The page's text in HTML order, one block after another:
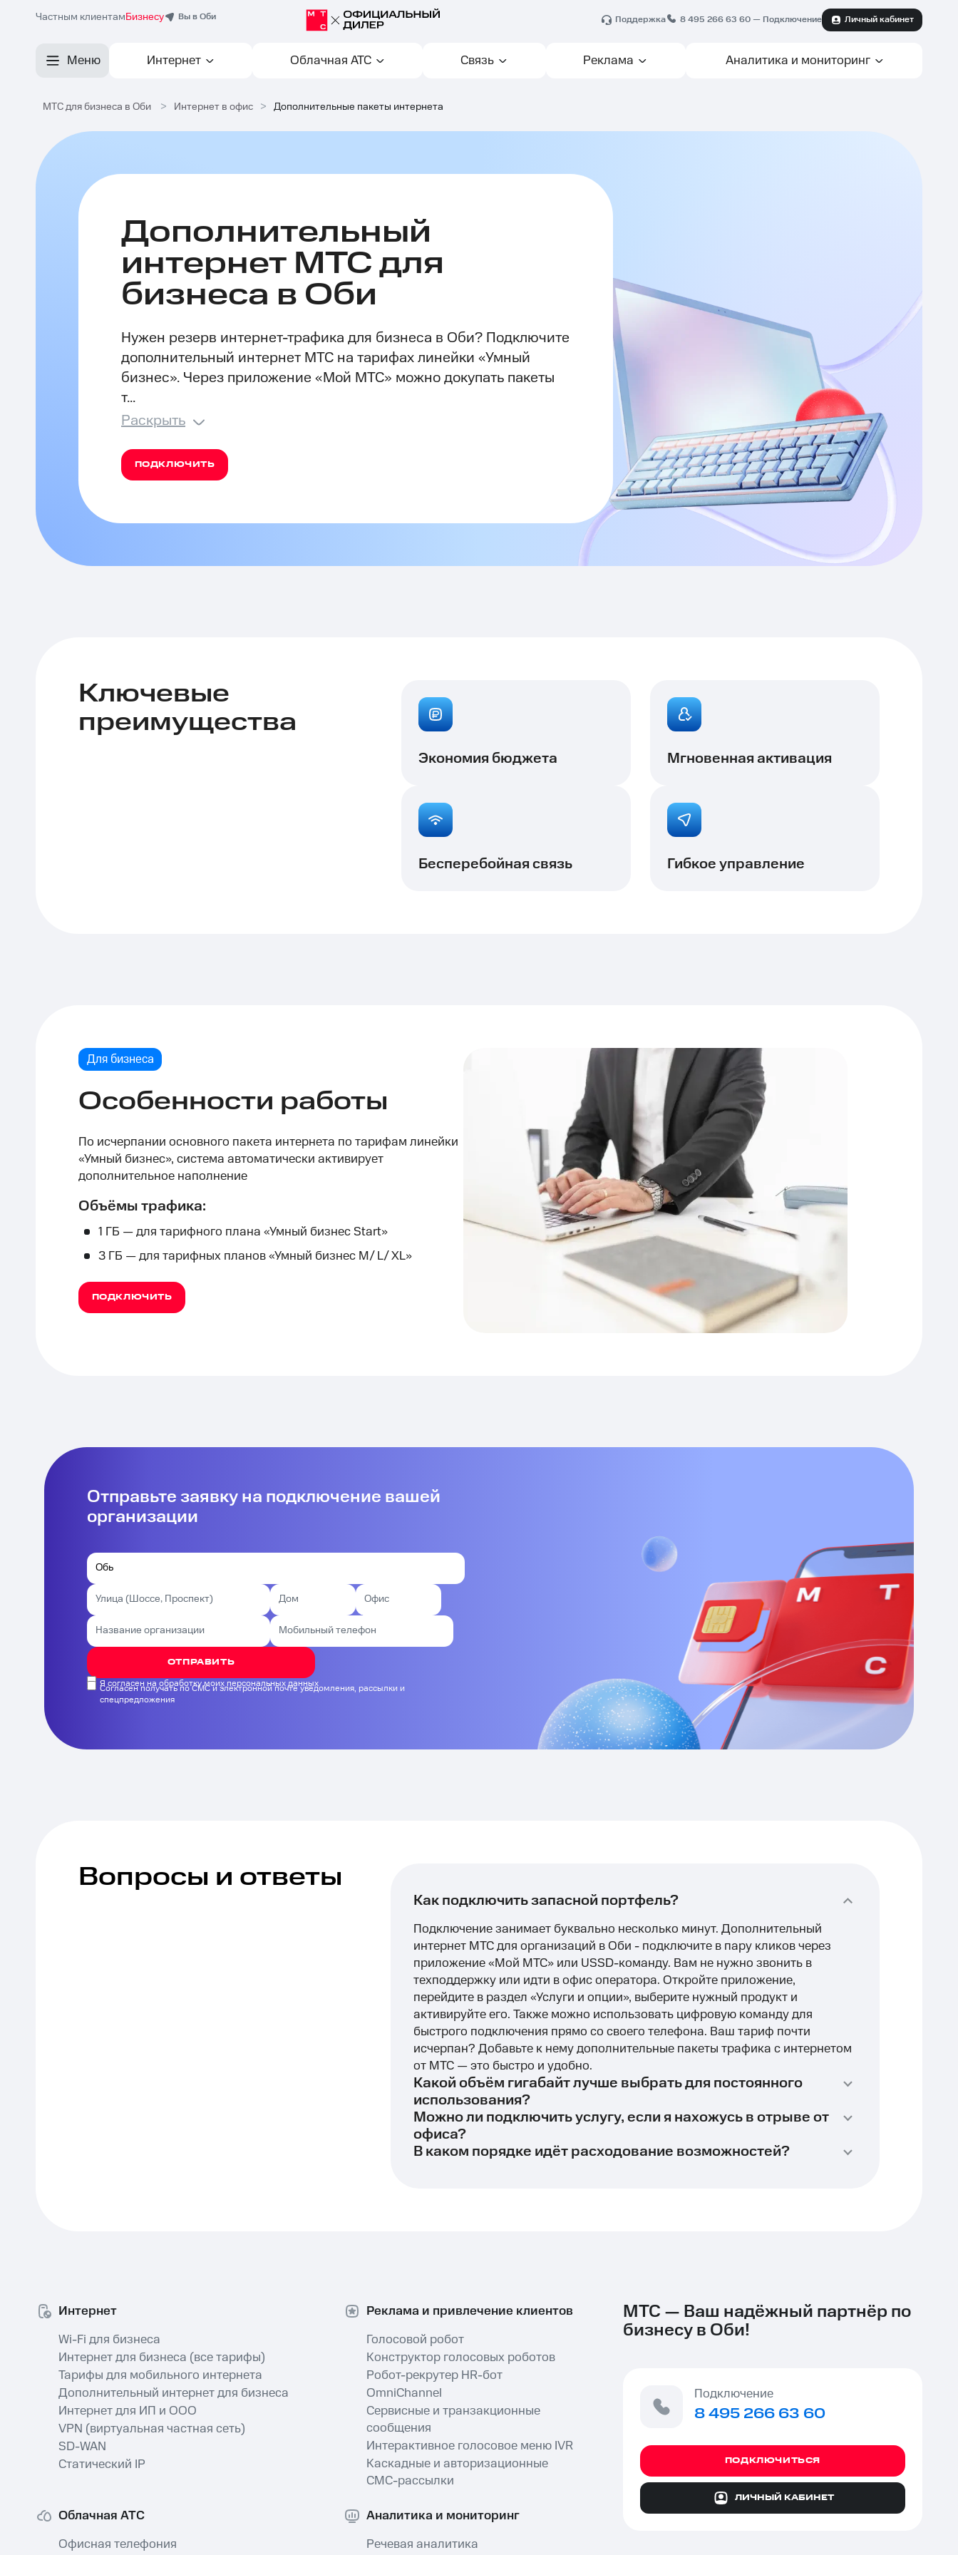
Частным клиентамБизнесу Вы в Оби Поддержка 8 495 266 63 60 — Подключение Личный кабинет
Меню Интернет Облачная АТС Связь Реклама Аналитика и мониторинг
МТС для бизнеса в Оби > Интернет в офис > Дополнительные пакеты интернета
Дополнительный
интернет МТС для
бизнеса в Оби
Нужен резерв интернет-трафика для бизнеса в Оби? Подключите
дополнительный интернет МТС на тарифах линейки «Умный
бизнес». Через приложение «Мой МТС» можно докупать пакеты
т...
Раскрыть
ПОДКЛЮЧИТЬ
Ключевые
преимущества
Экономия бюджета Мгновенная активация
Бесперебойная связь Гибкое управление
Для бизнеса
Особенности работы
По исчерпании основного пакета интернета по тарифам линейки
«Умный бизнес», система автоматически активирует
дополнительное наполнение
Объёмы трафика:
1 ГБ — для тарифного плана «Умный бизнес Start»
3 ГБ — для тарифных планов «Умный бизнес М/ L/ XL»
ПОДКЛЮЧИТЬ
Отправьте заявку на подключение вашей
организации
ОТПРАВИТЬ
Я согласен на обработку моих персональных данных
Согласен получать по СМС и электронной почте уведомления, рассылки и
спецпредложения
Вопросы и ответы
Как подключить запасной портфель?
Подключение занимает буквально несколько минут. Дополнительный
интернет МТС для организаций в Оби - подключите в пару кликов через
приложение «Мой МТС» или USSD-команду. Вам не нужно звонить в
техподдержку или идти в офис оператора. Откройте приложение,
перейдите в раздел «Услуги и опции», выберите нужный продукт и
активируйте его. Также можно использовать цифровую команду для
быстрого подключения прямо со своего телефона. Ваш тариф почти
исчерпан? Добавьте к нему дополнительные пакеты трафика с интернетом
от МТС — это быстро и удобно.
Какой объём гигабайт лучше выбрать для постоянного
использования?
Можно ли подключить услугу, если я нахожусь в отрыве от
офиса?
В каком порядке идёт расходование возможностей?
Интернет
Wi-Fi для бизнеса
Интернет для бизнеса (все тарифы)
Тарифы для мобильного интернета
Дополнительный интернет для бизнеса
Интернет для ИП и ООО
VPN (виртуальная частная сеть⁠)
SD-WAN
Статический IP⁠
Реклама и привлечение клиентов
Голосовой робот
Конструктор голосовых роботов⁠
Робот-рекрутер HR-бот⁠
OmniChannel
Сервисные и транзакционные
сообщения⁠
Интерактивное голосовое меню IVR⁠
Каскадные и авторизационные
СМС-рассылки⁠
Облачная АТС
Офисная телефония
Аналитика и мониторинг
Речевая аналитика⁠
МТС — Ваш надёжный партнёр по
бизнесу в Оби!
Подключение
8 495 266 63 60
ПОДКЛЮЧИТЬСЯ
ЛИЧНЫЙ КАБИНЕТ